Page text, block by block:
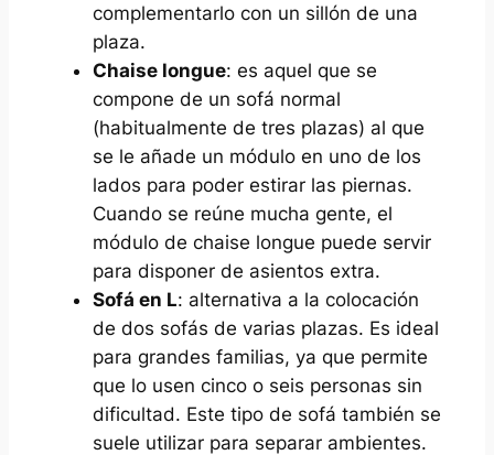
complementarlo con un sillón de una
plaza.
Chaise longue: es aquel que se
compone de un sofá normal
(habitualmente de tres plazas) al que
se le añade un módulo en uno de los
lados para poder estirar las piernas.
Cuando se reúne mucha gente, el
módulo de chaise longue puede servir
para disponer de asientos extra.
Sofá en L: alternativa a la colocación
de dos sofás de varias plazas. Es ideal
para grandes familias, ya que permite
que lo usen cinco o seis personas sin
dificultad. Este tipo de sofá también se
suele utilizar para separar ambientes.